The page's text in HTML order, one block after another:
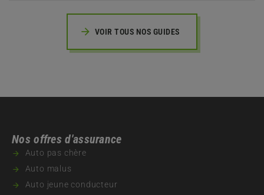
VOIR TOUS NOS GUIDES
Nos offres d'assurance
Auto pas chère
Auto malus
Auto jeune conducteur